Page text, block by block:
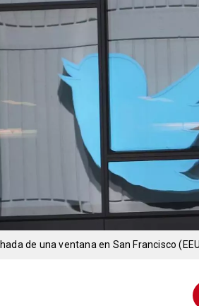
de una ventana en San Francisco